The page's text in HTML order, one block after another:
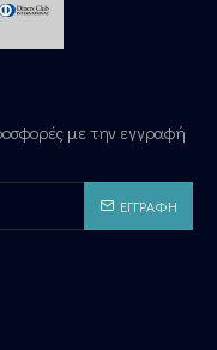
με την εγγραφή
ΕΓΓΡΑΦΉ